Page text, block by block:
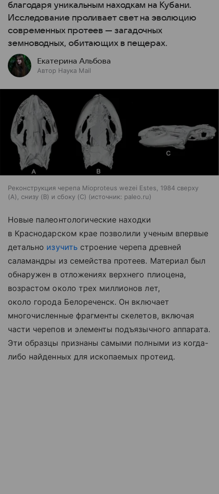
благодаря уникальным находкам на Кубани.
Исследование проливает свет на эволюцию
современных протеев — загадочных
земноводных, обитающих в пещерах.
Екатерина Альбова
Автор Наука Mail
Реконструкция черепа Mioproteus wezei Estes, 1984 сверху
(A), снизу (B) и сбоку (C)
источник: paleo.ru
Новые палеонтологические находки
в Краснодарском крае позволили ученым впервые
детально изучить строение черепа древней
саламандры из семейства протеев. Материал был
обнаружен в отложениях верхнего плиоцена,
возрастом около трех миллионов лет,
около города Белореченск. Он включает
многочисленные фрагменты скелетов, включая
части черепов и элементы подъязычного аппарата.
Эти образцы признаны самыми полными из когда-
либо найденных для ископаемых протеид.